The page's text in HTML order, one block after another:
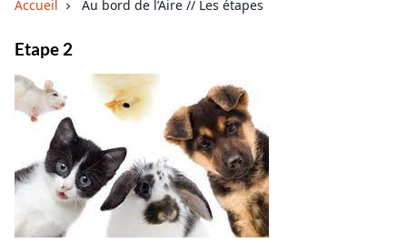
Accueil Au bord de l’Aire // Les étapes
Etape 2